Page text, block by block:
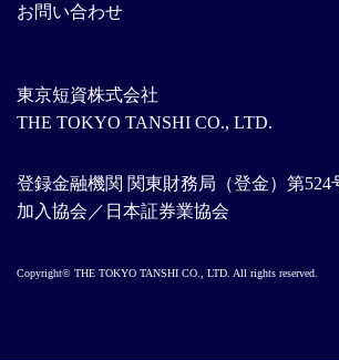
東京短資株式会社
THE TOKYO TANSHI CO., LTD.
登録金融機関 関東財務局（登金）第524
加入協会／日本証券業協会
お問い合わせ
Copyright© THE TOKYO TANSHI CO., LTD. All rights reserved.